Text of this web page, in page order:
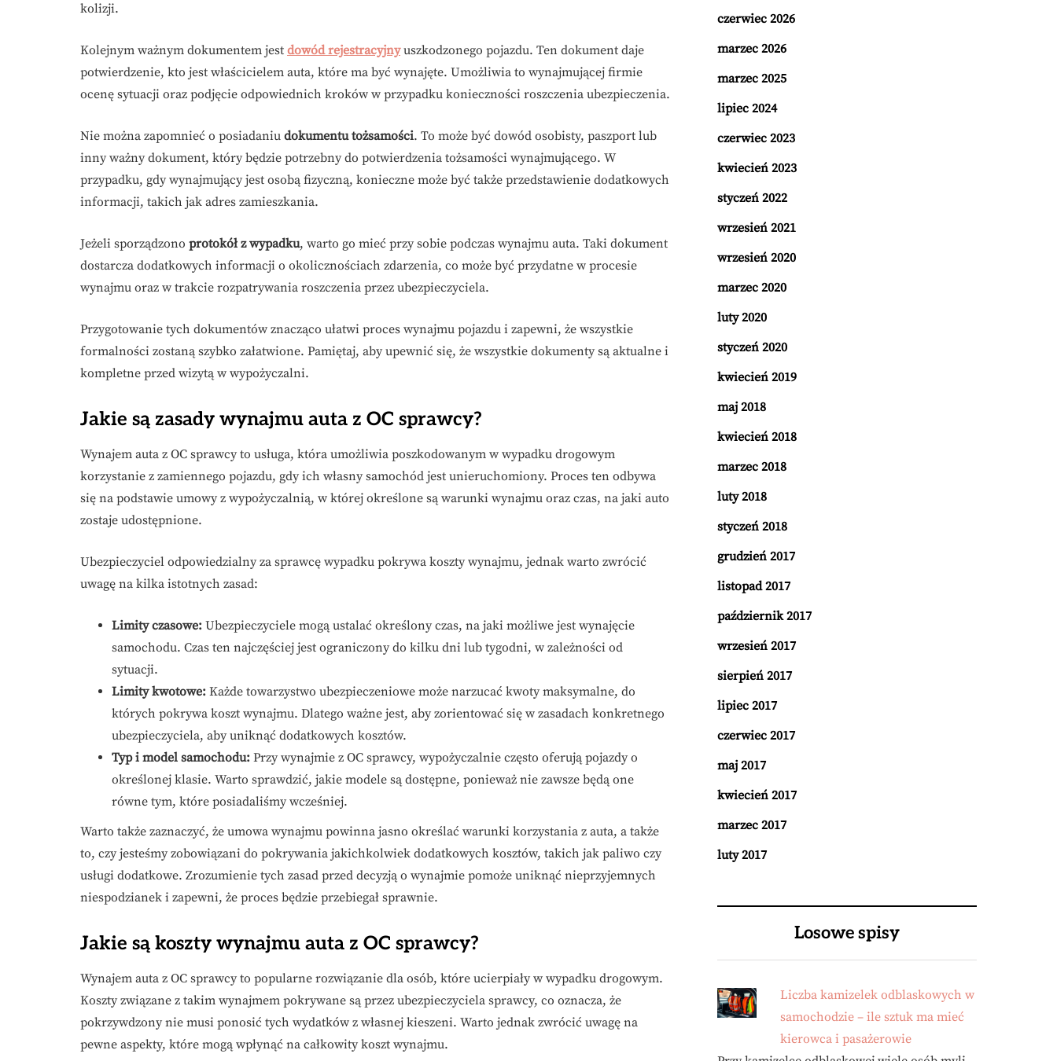
kolizji.
Kolejnym ważnym dokumentem jest dowód rejestracyjnyuszkodzonego pojazdu. Ten dokument daje
potwierdzenie, kto jest właścicielem auta, które ma być wynajęte. Umożliwia to wynajmującej firmie
ocenę sytuacji oraz podjęcie odpowiednich kroków w przypadku konieczności roszczenia ubezpieczenia.
Nie można zapomnieć o posiadaniu dokumentu tożsamości. To może być dowód osobisty, paszport lub
inny ważny dokument, który będzie potrzebny do potwierdzenia tożsamości wynajmującego. W
przypadku, gdy wynajmujący jest osobą fizyczną, konieczne może być także przedstawienie dodatkowych
informacji, takich jak adres zamieszkania.
Jeżeli sporządzono protokół z wypadku, warto go mieć przy sobie podczas wynajmu auta. Taki dokument
dostarcza dodatkowych informacji o okolicznościach zdarzenia, co może być przydatne w procesie
wynajmu oraz w trakcie rozpatrywania roszczenia przez ubezpieczyciela.
Przygotowanie tych dokumentów znacząco ułatwi proces wynajmu pojazdu i zapewni, że wszystkie
formalności zostaną szybko załatwione. Pamiętaj, aby upewnić się, że wszystkie dokumenty są aktualne i
kompletne przed wizytą w wypożyczalni.
Jakie są zasady wynajmu auta z OC sprawcy?
Wynajem auta z OC sprawcy to usługa, która umożliwia poszkodowanym w wypadku drogowym
korzystanie z zamiennego pojazdu, gdy ich własny samochód jest unieruchomiony. Proces ten odbywa
się na podstawie umowy z wypożyczalnią, w której określone są warunki wynajmu oraz czas, na jaki auto
zostaje udostępnione.
Ubezpieczyciel odpowiedzialny za sprawcę wypadku pokrywa koszty wynajmu, jednak warto zwrócić
uwagę na kilka istotnych zasad:
Limity czasowe: Ubezpieczyciele mogą ustalać określony czas, na jaki możliwe jest wynajęcie
samochodu. Czas ten najczęściej jest ograniczony do kilku dni lub tygodni, w zależności od
sytuacji.
Limity kwotowe: Każde towarzystwo ubezpieczeniowe może narzucać kwoty maksymalne, do
których pokrywa koszt wynajmu. Dlatego ważne jest, aby zorientować się w zasadach konkretnego
ubezpieczyciela, aby uniknąć dodatkowych kosztów.
Typ i model samochodu: Przy wynajmie z OC sprawcy, wypożyczalnie często oferują pojazdy o
określonej klasie. Warto sprawdzić, jakie modele są dostępne, ponieważ nie zawsze będą one
równe tym, które posiadaliśmy wcześniej.
Warto także zaznaczyć, że umowa wynajmu powinna jasno określać warunki korzystania z auta, a także
to, czy jesteśmy zobowiązani do pokrywania jakichkolwiek dodatkowych kosztów, takich jak paliwo czy
usługi dodatkowe. Zrozumienie tych zasad przed decyzją o wynajmie pomoże uniknąć nieprzyjemnych
niespodzianek i zapewni, że proces będzie przebiegał sprawnie.
Jakie są koszty wynajmu auta z OC sprawcy?
Wynajem auta z OC sprawcy to popularne rozwiązanie dla osób, które ucierpiały w wypadku drogowym.
Koszty związane z takim wynajmem pokrywane są przez ubezpieczyciela sprawcy, co oznacza, że
pokrzywdzony nie musi ponosić tych wydatków z własnej kieszeni. Warto jednak zwrócić uwagę na
pewne aspekty, które mogą wpłynąć na całkowity koszt wynajmu.
czerwiec 2026
marzec 2026
marzec 2025
lipiec 2024
czerwiec 2023
kwiecień 2023
styczeń 2022
wrzesień 2021
wrzesień 2020
marzec 2020
luty 2020
styczeń 2020
kwiecień 2019
maj 2018
kwiecień 2018
marzec 2018
luty 2018
styczeń 2018
grudzień 2017
listopad 2017
październik 2017
wrzesień 2017
sierpień 2017
lipiec 2017
czerwiec 2017
maj 2017
kwiecień 2017
marzec 2017
luty 2017
Losowe spisy
Liczba kamizelek odblaskowych w
samochodzie – ile sztuk ma mieć
kierowca i pasażerowie